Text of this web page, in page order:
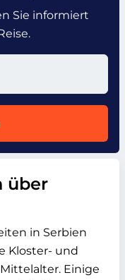
Sie informiert
über
in Serbien
Kloster- und
Einige